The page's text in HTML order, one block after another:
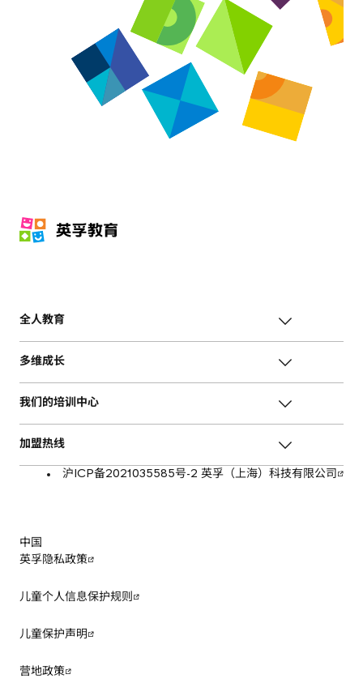
全人教育
多维成长
我们的培训中心
加盟热线
沪ICP备2021035585号-2 英孚（上海）科技有限公司
中国
英孚隐私政策
儿童个人信息保护规则
儿童保护声明
营地政策